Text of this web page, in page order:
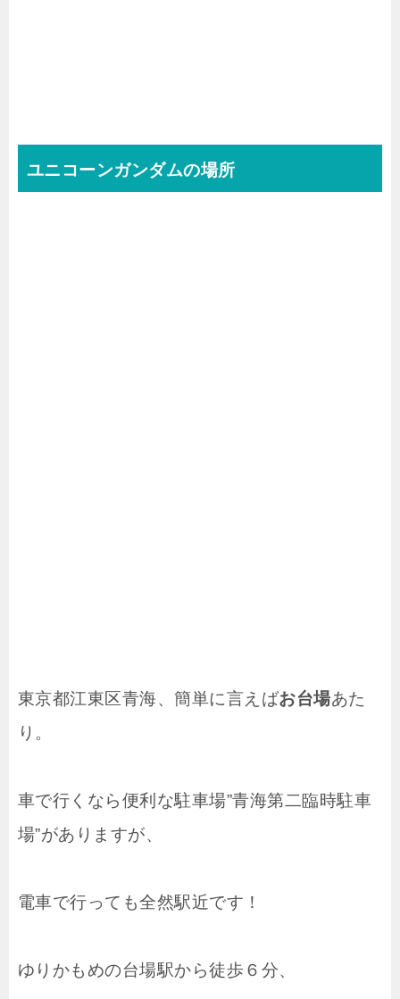
ユニコーンガンダムの場所
東京都江東区青海、簡単に言えばお台場あた
り。
車で行くなら便利な駐車場”青海第二臨時駐車
場”がありますが、
電車で行っても全然駅近です！
ゆりかもめの台場駅から徒歩６分、